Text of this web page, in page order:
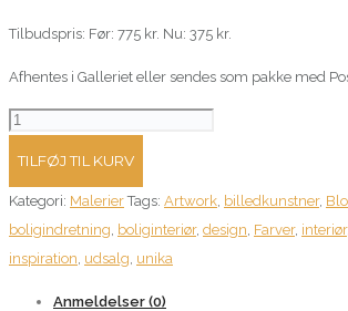
Tilbudspris: Før: 775 kr. Nu: 375 kr.
Afhentes i Galleriet eller sendes som pakke med
Akrylmaleri
15
cm.
Orange
TILFØJ TIL KURV
Kategori: Malerier Tags: Artwork, billedkunstner,
boligindretning, boliginteriør, design, Farver, interiør,
inspiration, udsalg, unika
Anmeldelser (0)